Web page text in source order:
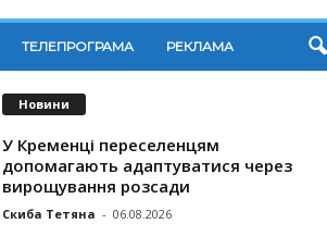
ТЕЛЕПРОГРАМА РЕКЛАМА
Новини
У Кременці переселенцям
допомагають адаптуватися через
вирощування розсади
Скиба Тетяна - 06.08.2026